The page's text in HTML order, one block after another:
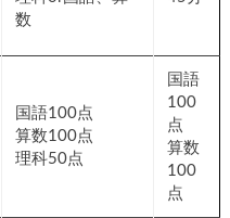
数
国語100点
算数100点
理科50点
国語
100
点
算数
100
点